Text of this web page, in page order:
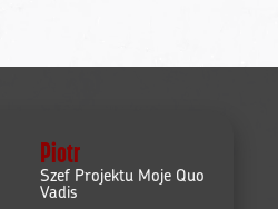
Piotr
Szef Projektu Moje Quo
Vadis